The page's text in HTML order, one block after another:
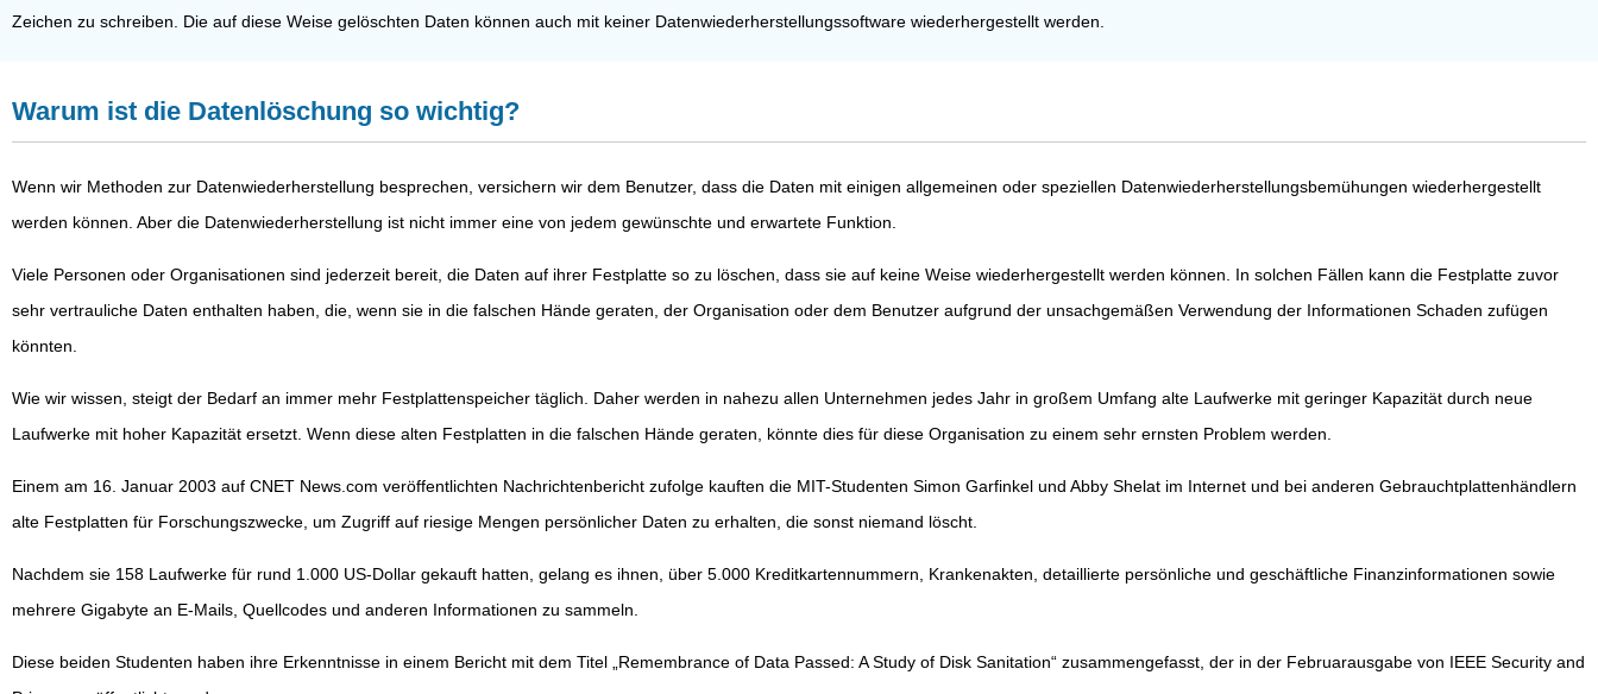
Zeichen zu schreiben. Die auf diese Weise gelöschten Daten können auch mit keiner Datenwiederherstellungssoftware wiederhergestellt werden.
Warum ist die Datenlöschung so wichtig?
Wenn wir Methoden zur Datenwiederherstellung besprechen, versichern wir dem Benutzer, dass die Daten mit einigen allgemeinen oder speziellen Datenwiederherstellungsbemühungen wiederhergestellt
werden können. Aber die Datenwiederherstellung ist nicht immer eine von jedem gewünschte und erwartete Funktion.
Viele Personen oder Organisationen sind jederzeit bereit, die Daten auf ihrer Festplatte so zu löschen, dass sie auf keine Weise wiederhergestellt werden können. In solchen Fällen kann die Festplatte zuvor
sehr vertrauliche Daten enthalten haben, die, wenn sie in die falschen Hände geraten, der Organisation oder dem Benutzer aufgrund der unsachgemäßen Verwendung der Informationen Schaden zufügen
könnten.
Wie wir wissen, steigt der Bedarf an immer mehr Festplattenspeicher täglich. Daher werden in nahezu allen Unternehmen jedes Jahr in großem Umfang alte Laufwerke mit geringer Kapazität durch neue
Laufwerke mit hoher Kapazität ersetzt. Wenn diese alten Festplatten in die falschen Hände geraten, könnte dies für diese Organisation zu einem sehr ernsten Problem werden.
Einem am 16. Januar 2003 auf CNET News.com veröffentlichten Nachrichtenbericht zufolge kauften die MIT-Studenten Simon Garfinkel und Abby Shelat im Internet und bei anderen Gebrauchtplattenhändlern
alte Festplatten für Forschungszwecke, um Zugriff auf riesige Mengen persönlicher Daten zu erhalten, die sonst niemand löscht.
Nachdem sie 158 Laufwerke für rund 1.000 US-Dollar gekauft hatten, gelang es ihnen, über 5.000 Kreditkartennummern, Krankenakten, detaillierte persönliche und geschäftliche Finanzinformationen sowie
mehrere Gigabyte an E-Mails, Quellcodes und anderen Informationen zu sammeln.
Diese beiden Studenten haben ihre Erkenntnisse in einem Bericht mit dem Titel „Remembrance of Data Passed: A Study of Disk Sanitation“ zusammengefasst, der in der Februarausgabe von IEEE Security and